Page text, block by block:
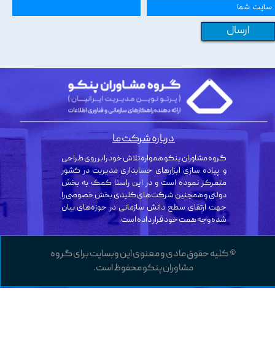
ارسال
© کلیه حقوق مادی و معنوی این وبسایت برای گروه
مشاوران پنکو محفوظ است.
گروه مشاوران پنکو همواره تلاش خود را بر روی طراحی
و پیاده سازی ابزارهای حسابداری مدیریت در کشور
متمرکز نموده است و در این راستا کمک به بخش
دولتی و همچنین شرکت‌های کلیدی بخش خصوصی را
جهت ارتقای سطح دانش سازمانی در حوزه‌های بیان
شده وجه همت خود قرار داده است.
درباره شرکت ما